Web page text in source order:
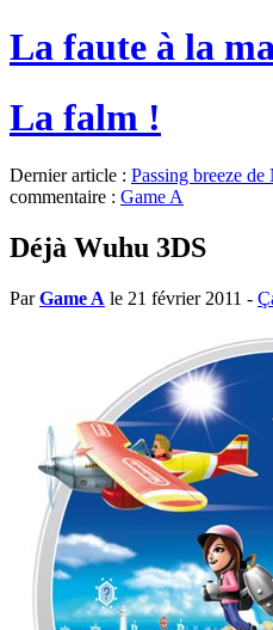
La faute à la
La falm !
Dernier article : Passing breeze de
commentaire : Game A
Déjà Wuhu 3DS
ParGame A le 21 février 2011 -